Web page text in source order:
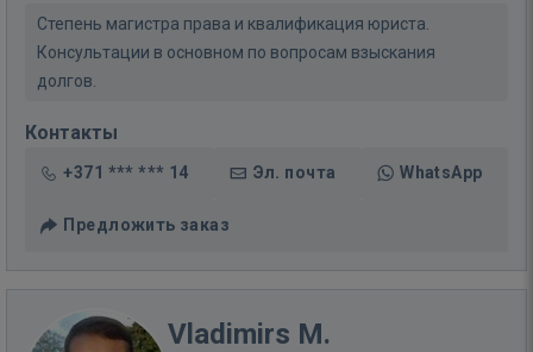
Степень магистра права и квалификация юриста.
Консультации в основном по вопросам взыскания
долгов.
Контакты
+371 *** *** 14 Эл. почта WhatsApp
Предложить заказ
Vladimirs M.